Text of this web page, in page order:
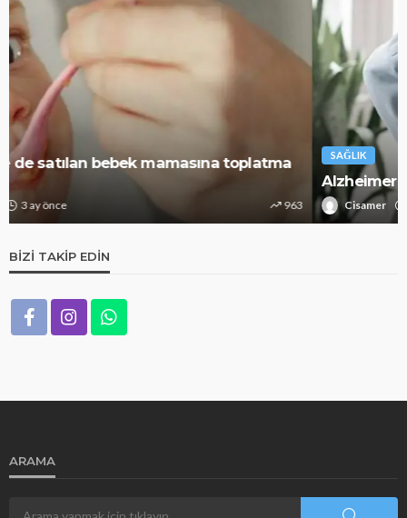
SAĞLIK
Alzheimer riskini azaltıyor: Bunu mutlaka deneyin
Cisamer 1.3k
BIZI TAKIP EDIN
ARAMA